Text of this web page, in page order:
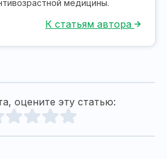
медицины.
К статьям автора
оцените эту статью: